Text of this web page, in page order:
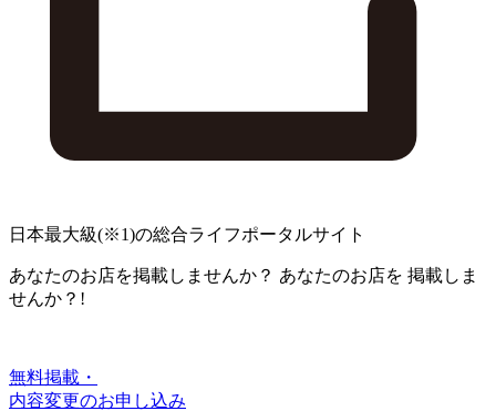
日本最大級(※1)の総合ライフポータルサイト
あなたのお店を掲載しませんか？ あなたのお店を 掲載しま
せんか？!
無料掲載・
内容変更のお申し込み